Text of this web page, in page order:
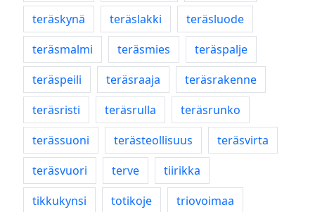
teräskynä
teräslakki
teräsluode
teräsmalmi
teräsmies
teräspalje
teräspeili
teräsraaja
teräsrakenne
teräsristi
teräsrulla
teräsrunko
terässuoni
terästeollisuus
teräsvirta
teräsvuori
terve
tiirikka
tikkukynsi
totikoje
triovoimaa